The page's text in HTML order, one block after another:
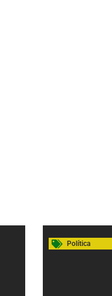
Política